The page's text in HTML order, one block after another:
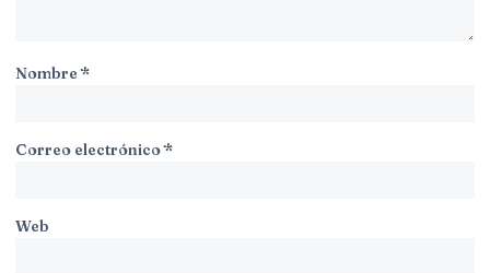
Nombre*
Correo electrónico*
Web